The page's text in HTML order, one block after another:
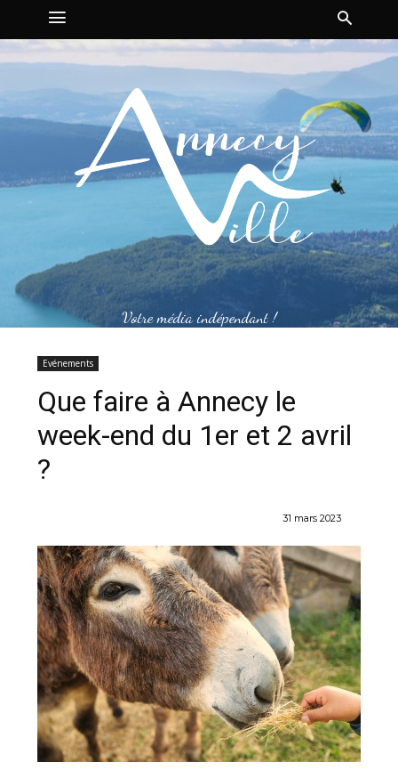
Votre média indépendant !
Evénements
Que faire à Annecy le
week-end du 1er et 2 avril
?
31 mars 2023